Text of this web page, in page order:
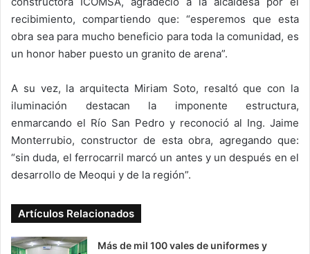
recibimiento, compartiendo que: “esperemos que esta
obra sea para mucho beneficio para toda la comunidad, es
un honor haber puesto un granito de arena”.
A su vez, la arquitecta Miriam Soto, resaltó que con la
iluminación destacan la imponente estructura,
enmarcando el Río San Pedro y reconoció al Ing. Jaime
Monterrubio, constructor de esta obra, agregando que:
“sin duda, el ferrocarril marcó un antes y un después en el
desarrollo de Meoqui y de la región”.
Artículos Relacionados
Más de mil 100 vales de uniformes y